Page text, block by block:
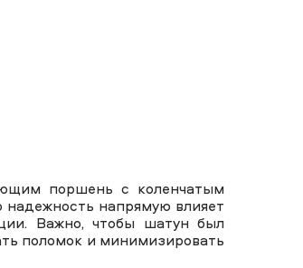
поршень с коленчатым
напрямую влияет
Важно, чтобы шатун был
поломок и минимизировать